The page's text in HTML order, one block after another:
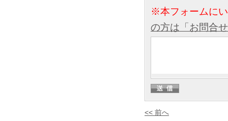
※本フォームに
の方は「お問合
<< 前へ